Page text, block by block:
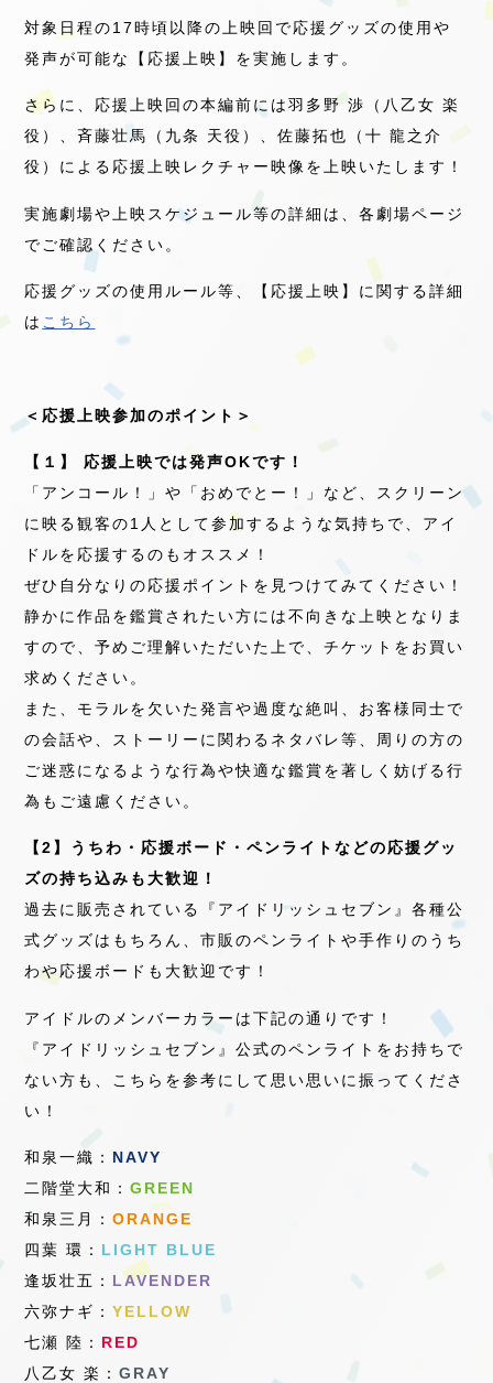
対象日程の17時頃以降の上映回で応援グッズの使用や
発声が可能な【応援上映】を実施します。
さらに、応援上映回の本編前には羽多野 渉（八乙女 楽
役）、斉藤壮馬（九条 天役）、佐藤拓也（十 龍之介
役）による応援上映レクチャー映像を上映いたします！
実施劇場や上映スケジュール等の詳細は、各劇場ページ
でご確認ください。
応援グッズの使用ルール等、【応援上映】に関する詳細
は こちら
＜応援上映参加のポイント＞
【１】 応援上映では発声OKです！
「アンコール！」や「おめでとー！」など、スクリーン
に映る観客の1人として参加するような気持ちで、アイ
ドルを応援するのもオススメ！
ぜひ自分なりの応援ポイントを見つけてみてください！
静かに作品を鑑賞されたい方には不向きな上映となりま
すので、予めご理解いただいた上で、チケットをお買い
求めください。
また、モラルを欠いた発言や過度な絶叫、お客様同士で
の会話や、ストーリーに関わるネタバレ等、周りの方の
ご迷惑になるような行為や快適な鑑賞を著しく妨げる行
為もご遠慮ください。
【2】うちわ・応援ボード・ペンライトなどの応援グッ
ズの持ち込みも大歓迎！
過去に販売されている『アイドリッシュセブン』各種公
式グッズはもちろん、市販のペンライトや手作りのうち
わや応援ボードも大歓迎です！
アイドルのメンバーカラーは下記の通りです！
『アイドリッシュセブン』公式のペンライトをお持ちで
ない方も、こちらを参考にして思い思いに振ってくださ
い！
和泉一織： NAVY
二階堂大和：GREEN
和泉三月：ORANGE
四葉 環： LIGHT BLUE
逢坂壮五： LAVENDER
六弥ナギ：YELLOW
七瀬 陸： RED
八乙女 楽：GRAY